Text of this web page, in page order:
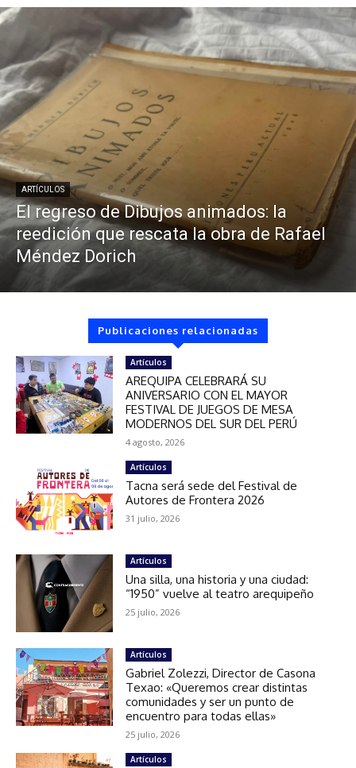
ARTÍCULOS
El regreso de Dibujos animados: la
reedición que rescata la obra de Rafael
Méndez Dorich
Publicaciones relacionadas
Artículos
AREQUIPA CELEBRARÁ SU
ANIVERSARIO CON EL MAYOR
FESTIVAL DE JUEGOS DE MESA
MODERNOS DEL SUR DEL PERÚ
4 agosto, 2026
Artículos
Tacna será sede del Festival de
Autores de Frontera 2026
31 julio, 2026
Artículos
Una silla, una historia y una ciudad:
“1950” vuelve al teatro arequipeño
25 julio, 2026
Artículos
Gabriel Zolezzi, Director de Casona
Texao: «Queremos crear distintas
comunidades y ser un punto de
encuentro para todas ellas»
25 julio, 2026
Artículos